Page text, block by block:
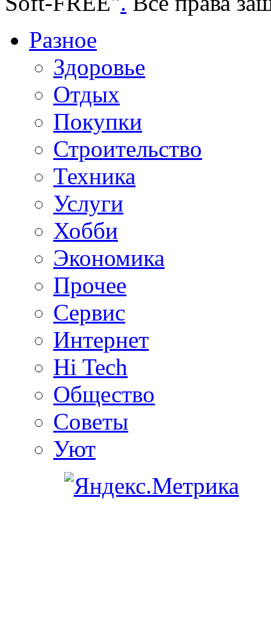
Разное
Здоровье
Отдых
Покупки
Строительство
Техника
Услуги
Хобби
Экономика
Прочее
Сервис
Интернет
Hi Tech
Общество
Советы
Уют